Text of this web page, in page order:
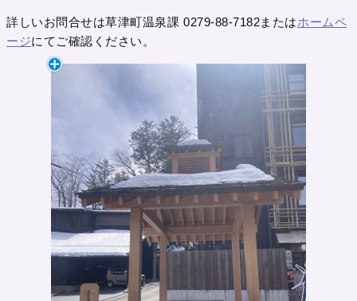
詳しいお問合せは草津町温泉課 0279-88-7182またはホームペ
ージにてご確認ください。